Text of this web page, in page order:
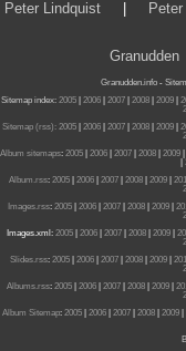
Peter Lindquist
Granudden
Granudden.info-
Sitemap index: 2005| 2006| 2007| 2008| 2009|
Sitemap (rss): 2005 2006 2007 2008 2009
Album sitemaps: 2005 2006 2007 2008 2009
Album.rss: 2005 2006 2007 2008 2009
Images.rss: 2005| 2006| 2007| 2008| 2009|
Images.xml: 2005| 2006| 2007| 2008| 2009|
Slides.rss: 2005| 2006| 2007| 2008| 2009|
Albums.rss: 2005 2006 2007 2008 2009
Album Sitemap: 2005| 2006| 2007| 2008| 2009|